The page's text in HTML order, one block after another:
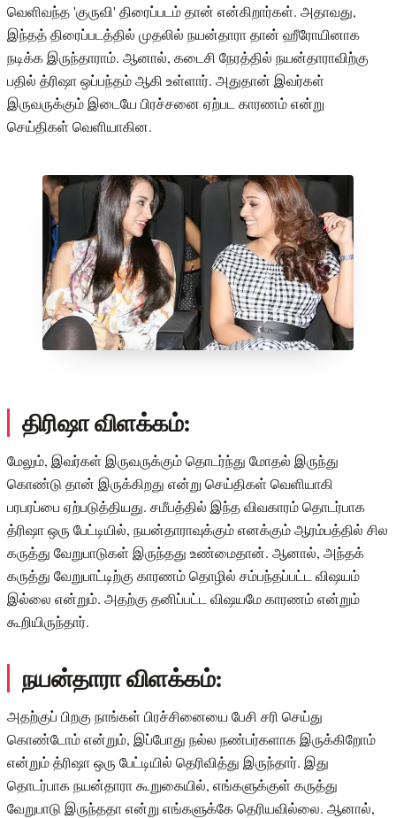
வெளிவந்த 'குருவி' திரைப்படம் தான் என்கிறார்கள். அதாவது,
இந்தத் திரைப்படத்தில் முதலில் நயன்தாரா தான் ஹீரோயினாக
நடிக்க இருந்தாராம். ஆனால், கடைசி நேரத்தில் நயன்தாராவிற்கு
பதில் த்ரிஷா ஒப்பந்தம் ஆகி உள்ளார். அதுதான் இவர்கள்
இருவருக்கும் இடையே பிரச்சனை ஏற்பட காரணம் என்று
செய்திகள் வெளியாகின.
திரிஷா விளக்கம்:
மேலும், இவர்கள் இருவருக்கும் தொடர்ந்து மோதல் இருந்து
கொண்டு தான் இருக்கிறது என்று செய்திகள் வெளியாகி
பரபரப்பை ஏற்படுத்தியது. சமீபத்தில் இந்த விவகாரம் தொடர்பாக
த்ரிஷா ஒரு பேட்டியில், நயன்தாராவுக்கும் எனக்கும் ஆரம்பத்தில் சில
கருத்து வேறுபாடுகள் இருந்தது உண்மைதான். ஆனால், அந்தக்
கருத்து வேறுபாட்டிற்கு காரணம் தொழில் சம்பந்தப்பட்ட விஷயம்
இல்லை என்றும். அதற்கு தனிப்பட்ட விஷயமே காரணம் என்றும்
கூறியிருந்தார்.
நயன்தாரா விளக்கம்:
அதற்குப் பிறகு நாங்கள் பிரச்சினையை பேசி சரி செய்து
கொண்டோம் என்றும், இப்போது நல்ல நண்பர்களாக இருக்கிறோம்
என்றும் த்ரிஷா ஒரு பேட்டியில் தெரிவித்து இருந்தார். இது
தொடர்பாக நயன்தாரா கூறுகையில், எங்களுக்குள் கருத்து
வேறுபாடு இருந்ததா என்று எங்களுக்கே தெரியவில்லை. ஆனால்,